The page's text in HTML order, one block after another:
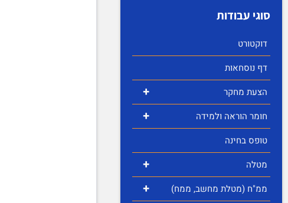
סוגי עבודות
דוקטורט
דף נוסחאות
+ הצעת מחקר
+
חומר הוראה ולמידה
טופס בחינה
+ מטלה
+ ממ"ח (מטלת מחשב, ממח)